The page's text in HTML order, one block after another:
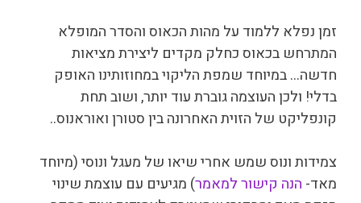
זמן נפלא ללמוד על מהות הכאוס והסדר המופלא
המתרחש בכאוס כחלק מקדים ליצירת מציאות
חדשה… במיוחד שמפת הליקוי במחוזותינו האופק
בדלי! ולכן העוצמה גוברת עוד יותר, ושוב תחת
קונפליקט של הזוית האחרונה בין סטורן ואוראנוס..
צמידות ונוס שמש אחרי שיאו של מעגל ונוסי (מיוחד
מאד- הנה קישור למאמר) מגיעים עם עוצמת שינוי